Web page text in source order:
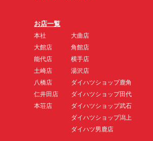
お店一覧
本社
大館店
能代店
土崎店
八橋店
仁井田店
本荘店
大曲店
角館店
横手店
湯沢店
ダイハツショップ鹿角
ダイハツショップ田代
ダイハツショップ武石
ダイハツショップ潟上
ダイハツ男鹿店